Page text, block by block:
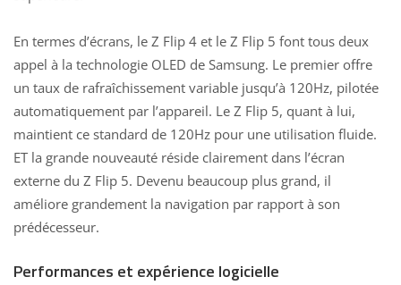
En termes d’écrans, le Z Flip 4 et le Z Flip 5 font tous deux
appel à la technologie OLED de Samsung. Le premier offre
un taux de rafraîchissement variable jusqu’à 120Hz, pilotée
automatiquement par l’appareil. Le Z Flip 5, quant à lui,
maintient ce standard de 120Hz pour une utilisation fluide.
ET la grande nouveauté réside clairement dans l’écran
externe du Z Flip 5. Devenu beaucoup plus grand, il
améliore grandement la navigation par rapport à son
prédécesseur.
Performances et expérience logicielle